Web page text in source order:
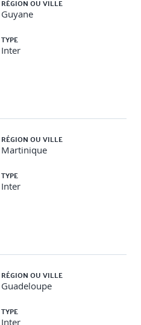
éco-responsable à mettre
naturelles
de la
pour la réussite de
de performance à mettre
RÉGION OU VILLE
Guyane
TYPE
Inter
RÉGION OU VILLE
Martinique
TYPE
Inter
RÉGION OU VILLE
Guadeloupe
TYPE
Inter